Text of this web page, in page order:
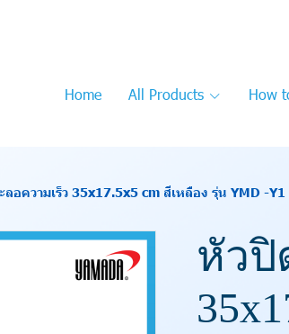
Home All Products How
อความเร็ว 35x17.5x5 cm สีเหลือง รุ่น YMD -Y1
หัวปิ